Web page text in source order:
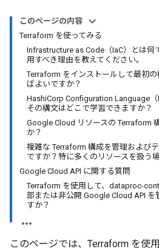
このページの内容
Terraform を使ってみる
Infrastructure as Code（IaC）とは何
用すべき理由を教えてください。
Terraform をインストールして最初
ばよいですか？
HashiCorp Configuration Language（
その構文はどこで学習できますか？
Google Cloud リソースの Terraform
か？
複雑な Terraform 構成を管理および
ですか？特に多くのリソースを扱う
Google Cloud API に関する質問
Terraform を使用して、dataproc-
部または非公開 Google Cloud API
すか？
このページでは、Terraform を使